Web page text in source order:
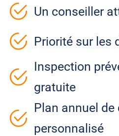
Un conseiller
Priorité sur les
Inspection
gratuite
Plan annuel de
personnalisé